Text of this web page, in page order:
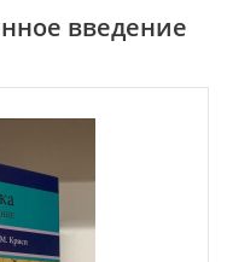
введение